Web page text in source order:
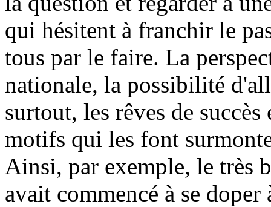
qui hésitent à franchir le
tous par le faire. La
nationale, la possibilité
surtout, les rêves de
motifs qui les font
Ainsi, par exemple, le très
avait commencé à se